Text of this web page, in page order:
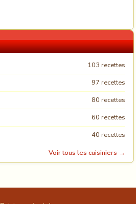
103 recettes
97 recettes
80 recettes
60 recettes
40 recettes
Voir tous les cuisiniers →